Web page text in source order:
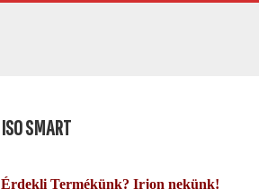
ISO SMART
Érdekli Termékünk? Irjon nekünk!